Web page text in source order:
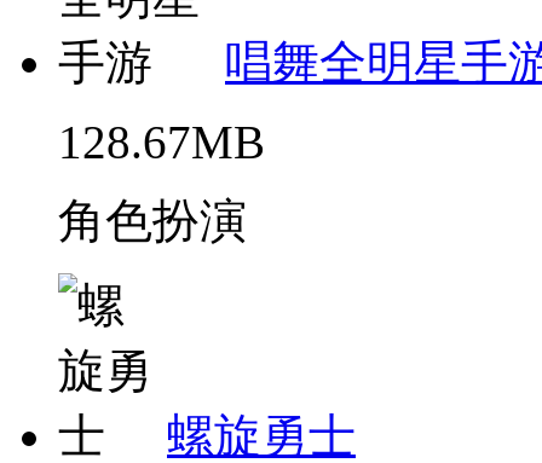
唱舞全明星手
128.67MB
角色扮演
螺旋勇士